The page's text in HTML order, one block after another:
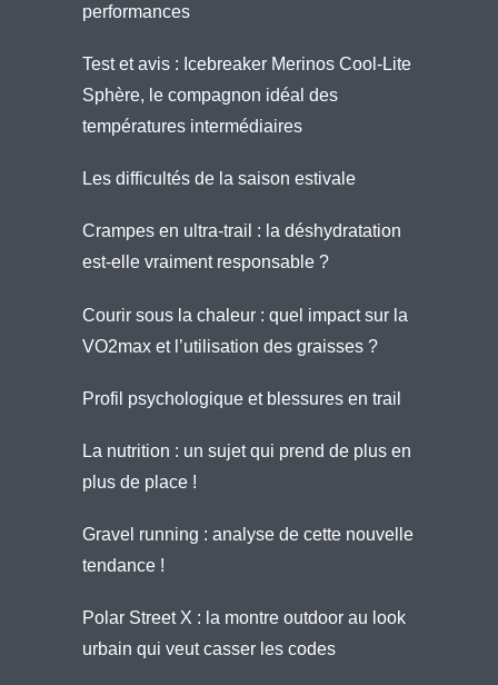
performances
Test et avis : Icebreaker Merinos Cool-Lite
Sphère, le compagnon idéal des
températures intermédiaires
Les difficultés de la saison estivale
Crampes en ultra-trail : la déshydratation
est-elle vraiment responsable ?
Courir sous la chaleur : quel impact sur la
VO2max et l’utilisation des graisses ?
Profil psychologique et blessures en trail
La nutrition : un sujet qui prend de plus en
plus de place !
Gravel running : analyse de cette nouvelle
tendance !
Polar Street X : la montre outdoor au look
urbain qui veut casser les codes